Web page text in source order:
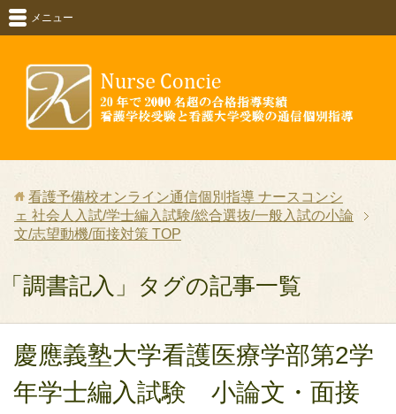
メニュー
看護予備校オンライン通信個別指導 ナースコンシ
ェ 社会人入試/学士編入試験/総合選抜/一般入試の小論
文/志望動機/面接対策 TOP
「調書記入」タグの記事一覧
慶應義塾大学看護医療学部第2学
年学士編入試験 小論文・面接